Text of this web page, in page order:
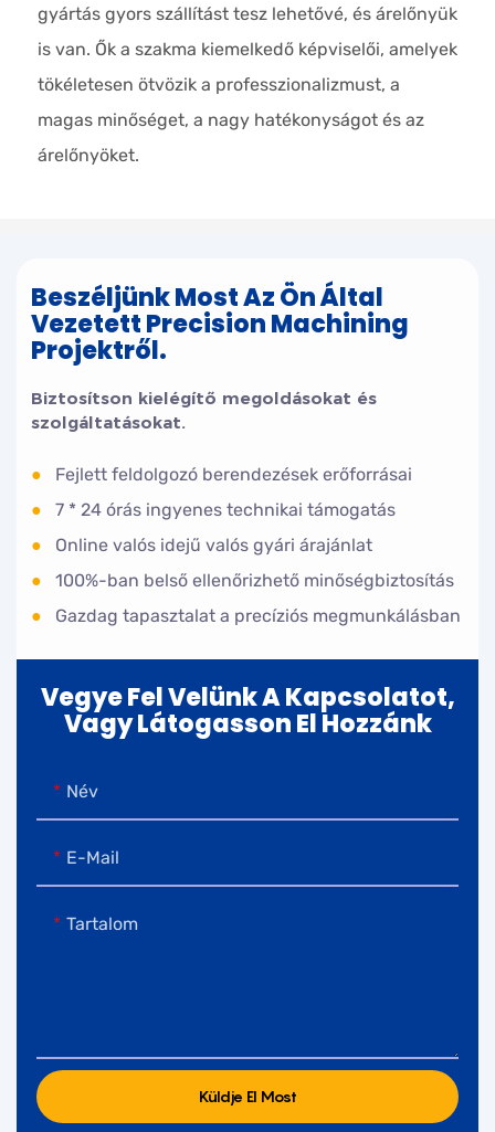
gyártás gyors szállítást tesz lehetővé, és árelőnyük
is van. Ők a szakma kiemelkedő képviselői, amelyek
tökéletesen ötvözik a professzionalizmust, a
magas minőséget, a nagy hatékonyságot és az
árelőnyöket.
Beszéljünk Most Az Ön Által
Vezetett Precision Machining
Projektről.
Biztosítson kielégítő megoldásokat és
szolgáltatásokat.
●
Fejlett feldolgozó berendezések erőforrásai
●
7 * 24 órás ingyenes technikai támogatás
●
Online valós idejű valós gyári árajánlat
●
100%-ban belső ellenőrizhető minőségbiztosítás
●
Gazdag tapasztalat a precíziós megmunkálásban
Vegye Fel Velünk A Kapcsolatot,
Vagy Látogasson El Hozzánk
Név
E-Mail
Tartalom
Küldje El Most